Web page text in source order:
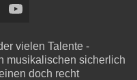
vielen Talente -
musikalischen sicherlich
doch recht